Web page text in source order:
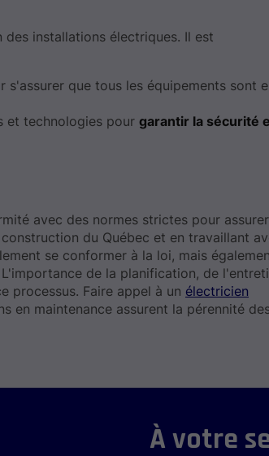
installations électriques. Il est
que tous les équipements sont
et technologies pour garantir la sécurité
avec des normes strictes pour
du Québec et en travaillant
se conformer à la loi, mais
de la planification, de
processus. Faire appel à un électricien
en maintenance assurent la pérennité
À votre